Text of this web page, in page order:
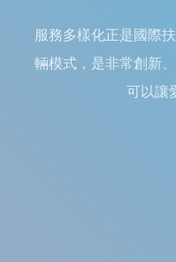
服務多樣化正是國際
輛模式，是非常創新
可以讓